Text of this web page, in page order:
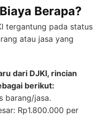
Berapa?
tergantung pada status
atau jasa yang
dari DJKI, rincian
berikut:
barang/jasa.
Rp1.800.000 per